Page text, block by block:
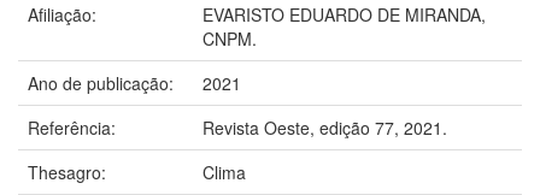
Afiliação:
EVARISTO EDUARDO DE MIRANDA,
CNPM.
Ano de publicação:
2021
Referência:
Revista Oeste, edição 77, 2021.
Thesagro:
Clima